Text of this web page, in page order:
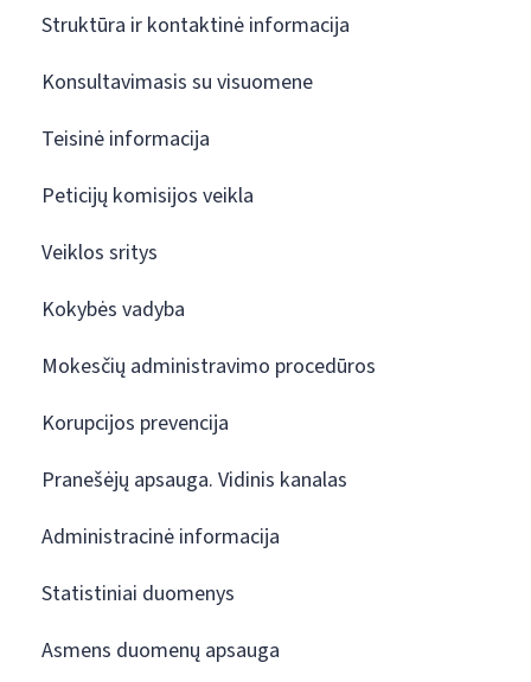
Struktūra ir kontaktinė informacija
Konsultavimasis su visuomene
Teisinė informacija
Peticijų komisijos veikla
Veiklos sritys
Kokybės vadyba
Mokesčių administravimo procedūros
Korupcijos prevencija
Pranešėjų apsauga. Vidinis kanalas
Administracinė informacija
Statistiniai duomenys
Asmens duomenų apsauga